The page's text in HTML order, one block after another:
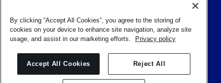
Карта сайта
© Sulzer Ltd 1996 - 2025
By clicking “Accept All Cookies”, you agree to the storing of
cookies on your device to enhance site navigation, analyze site
usage, and assist in our marketing efforts.
Privacy policy
Accept All Cookies Reject All